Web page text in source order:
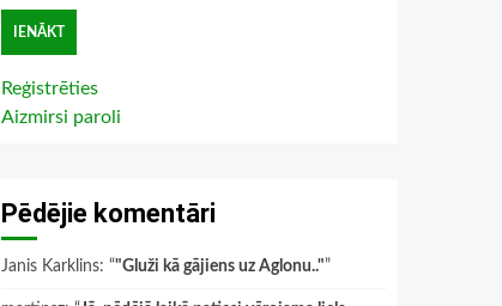
Reģistrēties
Aizmirsi paroli
Pēdējie komentāri
Janis Karklins: “"Gluži kā gājiens uz Aglonu.."”